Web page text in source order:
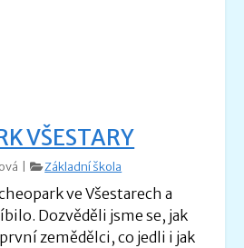
VŠESTARY
| Základní škola
ve Všestarech a
Dozvěděli jsme se, jak
zemědělci, co jedli i jak